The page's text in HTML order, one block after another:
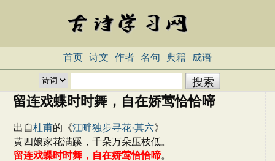
首页 诗文 作者 名句 典籍 成语
留连戏蝶时时舞，自在娇莺恰恰啼
出自杜甫的《江畔独步寻花·其六》
黄四娘家花满蹊，千朵万朵压枝低。
留连戏蝶时时舞，自在娇莺恰恰啼。